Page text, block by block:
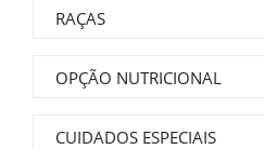
RAÇAS
OPÇÃO NUTRICIONAL
CUIDADOS ESPECIAIS